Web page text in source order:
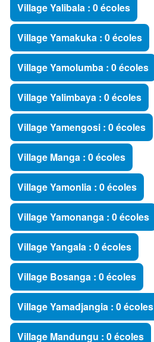
Village Yalibala : 0 écoles
Village Yamakuka : 0 écoles
Village Yamolumba : 0 écoles
Village Yalimbaya : 0 écoles
Village Yamengosi : 0 écoles
Village Manga : 0 écoles
Village Yamonlia : 0 écoles
Village Yamonanga : 0 écoles
Village Yangala : 0 écoles
Village Bosanga : 0 écoles
Village Yamadjangia : 0 écoles
Village Mandungu : 0 écoles